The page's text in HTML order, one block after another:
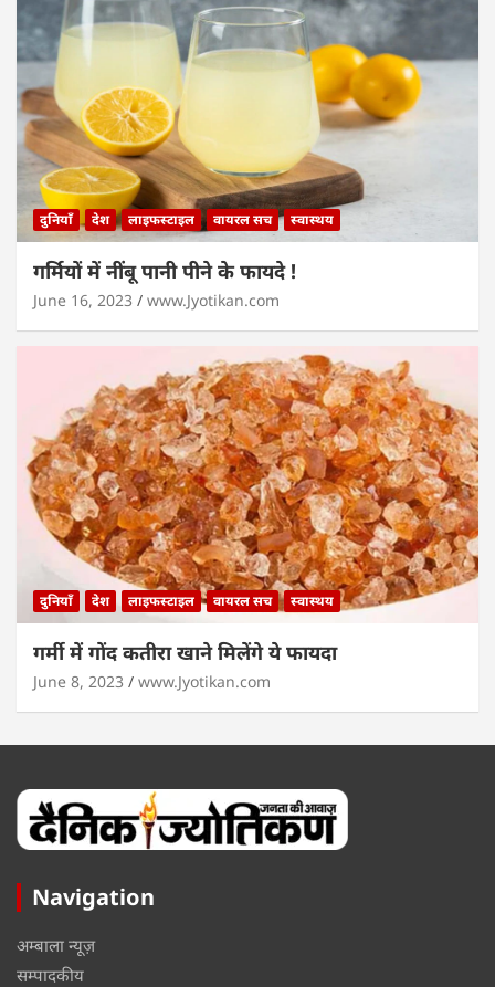
दुनियाँ देश लाइफस्टाइल वायरल सच स्वास्थय
गर्मियों में नींबू पानी पीने के फायदे !
June 16, 2023 www.Jyotikan.com
दुनियाँ देश लाइफस्टाइल वायरल सच स्वास्थय
गर्मी में गोंद कतीरा खाने मिलेंगे ये फायदा
June 8, 2023 www.Jyotikan.com
Navigation
अम्बाला न्यूज़
सम्पादकीय